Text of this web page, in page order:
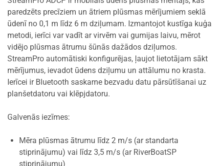
paredzēts precīziem un ātriem plūsmas mērījumiem seklā
ūdenī no 0,1 m līdz 6 m dziļumam. Izmantojot kustīga kuģa
metodi, ierīci var vadīt ar virvēm vai gumijas laivu, mērot
vidējo plūsmas ātrumu šūnās dažādos dziļumos.
StreamPro automātiski konfigurējas, ļaujot lietotājam sākt
mērījumus, ievadot ūdens dziļumu un attālumu no krasta.
Ierīcei ir Bluetooth saskarne bezvadu datu pārsūtīšanai uz
planšetdatoru vai klēpjdatoru.
Galvenās iezīmes:
Mēra plūsmas ātrumu līdz 2 m/s (ar standarta
stiprinājumu) vai līdz 3,5 m/s (ar RiverBoatSP
stiprinājumu)